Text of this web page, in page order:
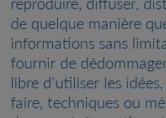
de quelque manière
informations sans
fournir de
libre d’utiliser les
faire, techniques ou